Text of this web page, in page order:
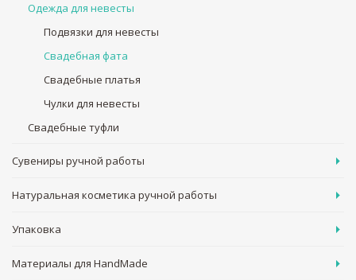
Одежда для невесты
Подвязки для невесты
Свадебная фата
Свадебные платья
Чулки для невесты
Свадебные туфли
Сувениры ручной работы
Натуральная косметика ручной работы
Упаковка
Материалы для HandMade